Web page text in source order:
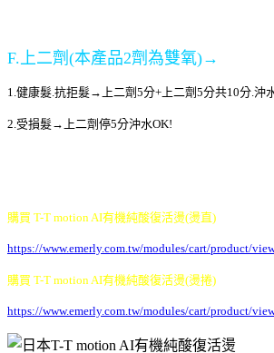
F.上二劑(本產品2劑為雙氧)→
1.健康髮.抗拒髮→上二劑5分+上二劑5分共10分.沖
2.受損髮→上二劑停5分沖水OK!
購買 T-T motion AI有機純酸復活燙(燙直)
https://www.emerly.com.tw/modules/cart/product/
購買 T-T motion AI有機純酸復活燙(燙捲)
https://www.emerly.com.tw/modules/cart/product/